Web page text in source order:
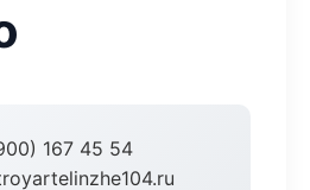
167 45 54